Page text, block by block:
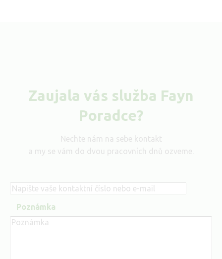
Zaujala vás služba Fayn
Poradce?
Nechte nám na sebe kontakt
a my se vám do dvou pracovních dnů ozveme.
Telefon
Poznámka